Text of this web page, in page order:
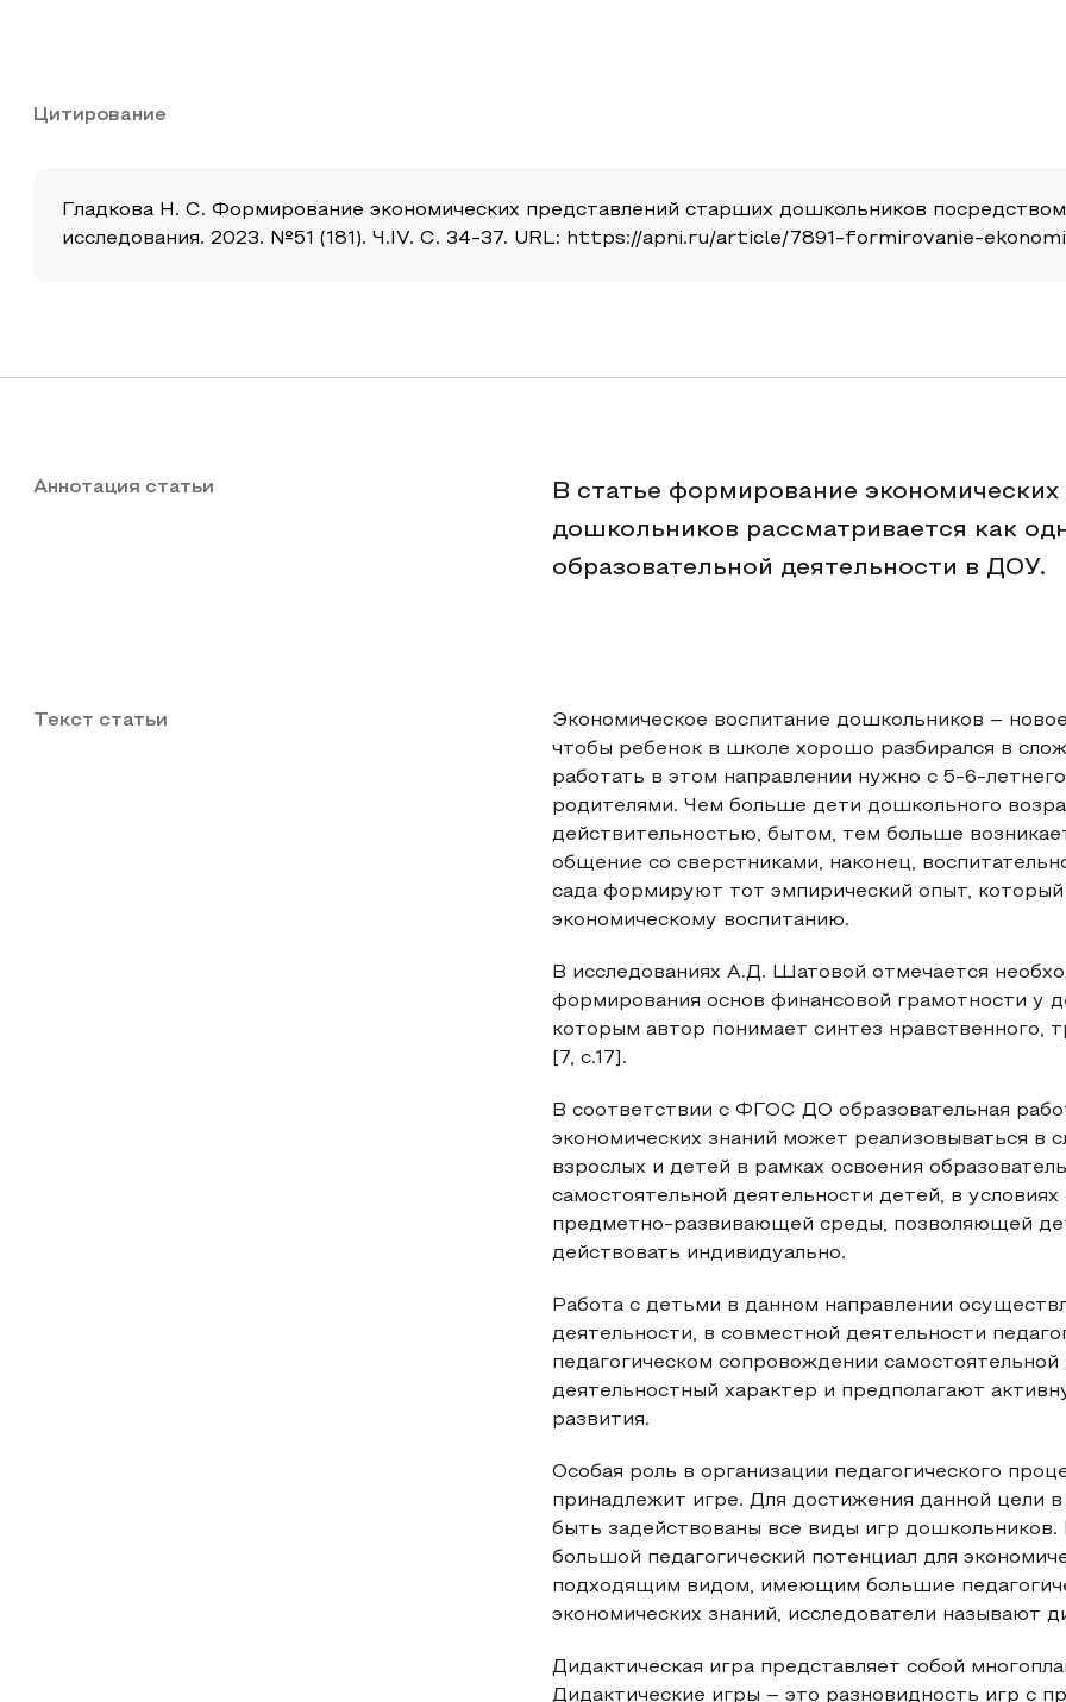
Цитирование
Гладкова Н. С. Формирование экономических представлений старших дошкольников
исследования. 2023. №51 (181). Ч.IV. С. 34-37. URL: https://apni.ru/article/7891-formirovanie-
Аннотация статьи
В статье формирование
дошкольников рассматривается как
образовательной деятельности в ДОУ.
Текст статьи
Экономическое воспитание дошкольников –
чтобы ребенок в школе хорошо разбирался в
работать в этом направлении нужно с 5-6-
родителями. Чем больше дети дошкольного
действительностью, бытом, тем больше
общение со сверстниками, наконец,
сада формируют тот эмпирический опыт,
экономическому воспитанию.
В исследованиях А.Д. Шатовой отмечается
формирования основ финансовой грамотности у
которым автор понимает синтез нравственного,
[7, с.17].
В соответствии с ФГОС ДО образовательная
экономических знаний может реализовываться
взрослых и детей в рамках освоения
самостоятельной деятельности детей, в
предметно-развивающей среды, позволяющей
действовать индивидуально.
Работа с детьми в данном направлении
деятельности, в совместной деятельности
педагогическом сопровождении
деятельностный характер и предполагают
развития.
Особая роль в организации педагогического
принадлежит игре. Для достижения данной цели
быть задействованы все виды игр
большой педагогический потенциал для
подходящим видом, имеющим большие
экономических знаний, исследователи называют
Дидактическая игра представляет собой
Дидактические игры – это разновидность игр с